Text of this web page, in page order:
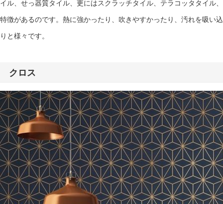
イル、せっ器質タイル、更にはスクラッチタイル、テラコッタタイル
特徴があるのです。熱に強かったり、吹きやすかったり、汚れを吸い
りと様々です。
クロス